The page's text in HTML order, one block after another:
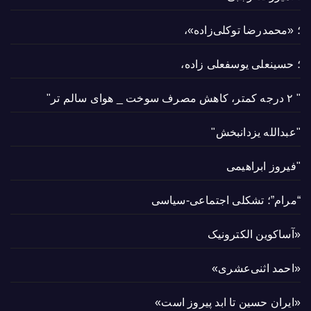
؛ «محمدرضا توکلی‌زاده»،
؛ حسینعلی یوسفعلی زاده،
" ۲ درجه کمتر، کاهش مصرف سوخت _ هوای سالم تر"
"عبدالله یزدانبخش"
"فیروز ابراهیمی
“مرام”؛ تشکلی اجتماعی-سیاسی
«آساکوین الکترونیک
«احمد اثنی‌عشری»
«ایران حسین تا ابد پیروز است»